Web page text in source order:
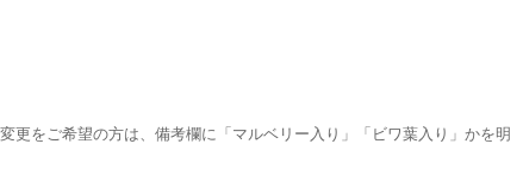
をご希望の方は、備考欄に「マルベリー入り」「ビワ葉入り」かを明